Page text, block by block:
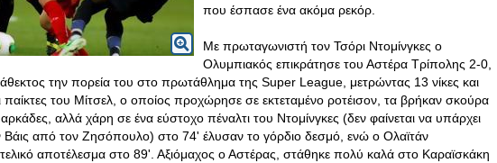
που έσπασε ένα ακόμα ρεκόρ.
Με πρωταγωνιστή τον Τσόρι Ντομίνγκες ο
Ολυμπιακός επικράτησε του Αστέρα Τρίπολης 2-0,
την πορεία του στο πρωτάθλημα της Super League, μετρώντας 13 νίκες και
παίκτες του Μίτσελ, ο οποίος προχώρησε σε εκτεταμένο ροτέισον, τα βρήκαν σκούρα
αλλά χάρη σε ένα εύστοχο πέναλτι του Ντομίνγκες (δεν φαίνεται να υπάρχει
από τον Ζησόπουλο) στο 74' έλυσαν το γόρδιο δεσμό, ενώ ο Ολαϊτάν
αποτέλεσμα στο 89'. Αξιόμαχος ο Αστέρας, στάθηκε πολύ καλά στο Καραϊσκάκη